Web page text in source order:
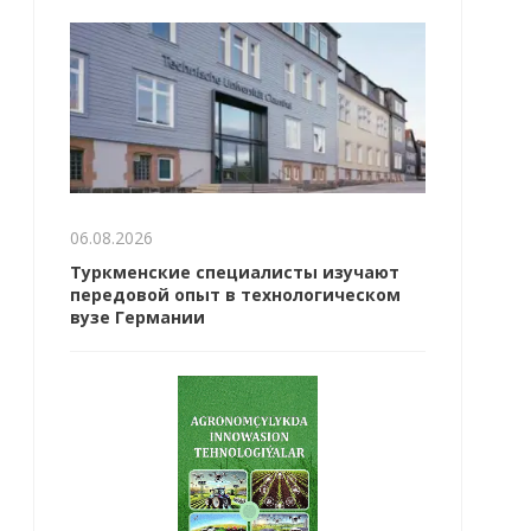
06.08.2026
Туркменские специалисты изучают
передовой опыт в технологическом
вузе Германии